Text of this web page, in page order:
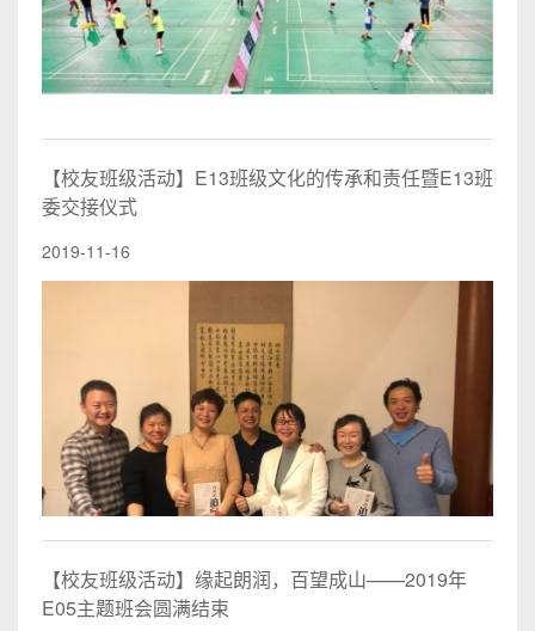
【校友班级活动】E13班级文化的传承和责任暨E13班
委交接仪式
2019-11-16
【校友班级活动】缘起朗润，百望成山——2019年
E05主题班会圆满结束